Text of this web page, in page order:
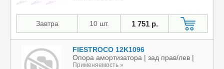
Завтра 10 шт. 1 751 р.
FIESTROCO 12K1096
Опора амортизатора | зад прав/лев |
Применяемость »